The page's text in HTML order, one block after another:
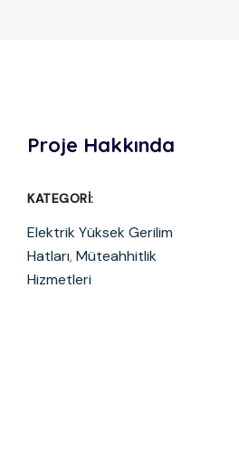
Proje Hakkında
KATEGORI:
Elektrik Yüksek Gerilim
Hatları, Müteahhitlik
Hizmetleri